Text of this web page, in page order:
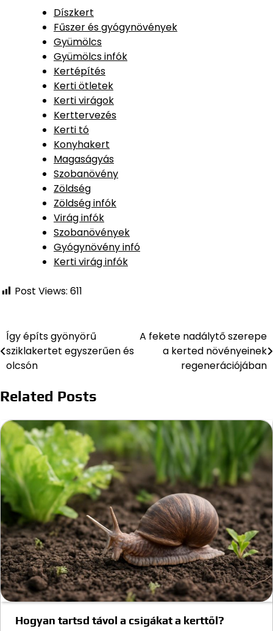
Díszkert
Fűszer és gyógynövények
Gyümölcs
Gyümölcs infók
Kertépítés
Kerti ötletek
Kerti virágok
Kerttervezés
Kerti tó
Konyhakert
Magaságyás
Szobanövény
Zöldség
Zöldség infók
Virág infók
Szobanövények
Gyógynövény infó
Kerti virág infók
Post Views: 611
Bejegyzés
navigáció
Így építs gyönyörű
sziklakertet egyszerűen és
olcsón
A fekete nadálytő szerepe
a kerted növényeinek
regenerációjában
Related Posts
Hogyan tartsd távol a csigákat a kerttől?